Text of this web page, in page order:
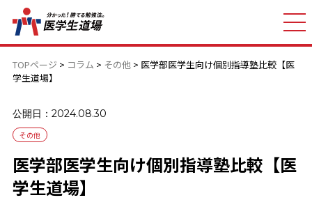
TOPページ > コラム > その他> 医学部医学生向け個別指導塾比較【医
学生道場】
公開日：2024.08.30
その他
医学部医学生向け個別指導塾比較【医
学生道場】